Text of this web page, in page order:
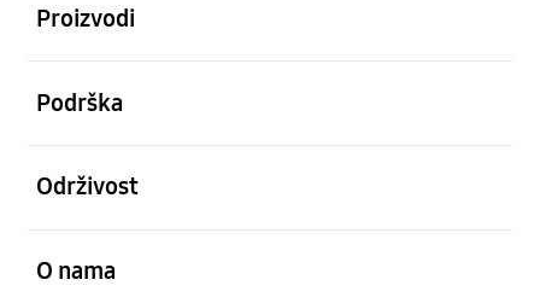
Proizvodi
Podrška
Održivost
O nama